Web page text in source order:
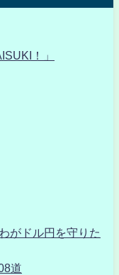
！」
がドル円を守りた
道